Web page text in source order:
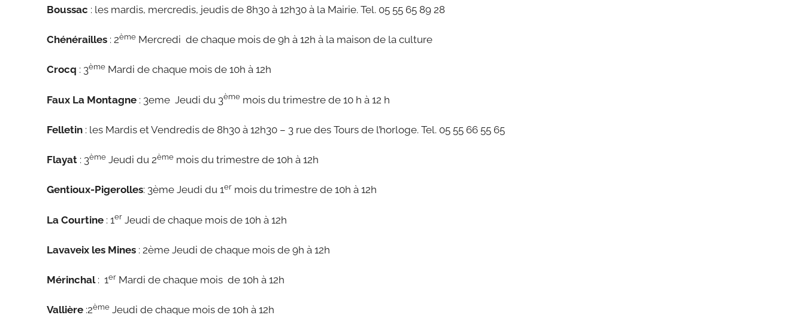
Boussac : les mardis, mercredis, jeudis de 8h30 à 12h30 à la Mairie. Tel. 05 55 65 89 28
Chénérailles : 2ème Mercredi de chaque mois de 9h à 12h à la maison de la culture
Crocq : 3ème Mardi de chaque mois de 10h à 12h
Faux La Montagne : 3eme Jeudi du 3ème mois du trimestre de 10 h à 12 h
Felletin : les Mardis et Vendredis de 8h30 à 12h30 – 3 rue des Tours de l’horloge. Tel. 05 55 66 55 65
Flayat : 3ème Jeudi du 2ème mois du trimestre de 10h à 12h
Gentioux-Pigerolles: 3ème Jeudi du 1er mois du trimestre de 10h à 12h
La Courtine : 1er Jeudi de chaque mois de 10h à 12h
Lavaveix les Mines : 2ème Jeudi de chaque mois de 9h à 12h
Mérinchal: 1er Mardi de chaque mois de 10h à 12h
Vallière :2ème Jeudi de chaque mois de 10h à 12h